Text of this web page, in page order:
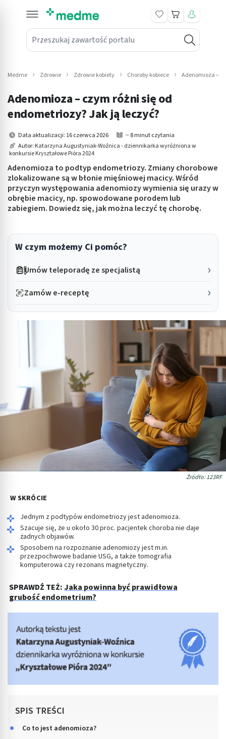
Przeszukaj zawartość portalu
Koszyk
submenu: Leki na receptę
submenu: Mama i dziecko
submenu: Kosmetyki
submenu: Higiena
submenu: Sprzęt medyczny
submenu: Intymne
Medme Zdrowie Zdrowie kobiety Choroby kobiece Adenomioza –
Adenomioza – czym różni się od
endometriozy? Jak ją leczyć?
Data aktualizacji: 16 czerwca 2026
~ 8 minut czytania
Autor: Katarzyna Augustyniak-Woźnica - dziennikarka wyróżniona w
konkursie Kryształowe Pióra 2024
Adenomioza to podtyp endometriozy. Zmiany chorobowe
zlokalizowane są w błonie mięśniowej macicy. Wśród
przyczyn występowania adenomiozy wymienia się urazy w
obrębie macicy, np. spowodowane porodem lub
zabiegiem. Dowiedz się, jak można leczyć tę chorobę.
W czym możemy Ci pomóc?
Umów teleporadę ze specjalistą
Zamów e-receptę
Źródło: 123RF
W SKRÓCIE
Jednym z podtypów endometriozy jest adenomioza.
Szacuje się, że u około 30 proc. pacjentek choroba nie daje
żadnych objawów.
Sposobem na rozpoznanie adenomiozy jest m.in.
przezpochwowe badanie USG, a także tomografia
komputerowa czy rezonans magnetyczny.
SPRAWDŹ TEŻ: Jaka powinna być prawidłowa
grubość endometrium?
SPIS TREŚCI
Co to jest adenomioza?